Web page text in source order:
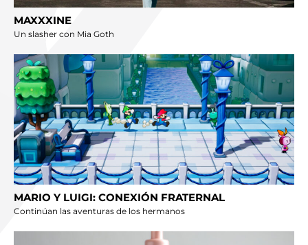
MAXXXINE
Un slasher con Mia Goth
MARIO Y LUIGI: CONEXIÓN FRATERNAL
Continúan las aventuras de los hermanos